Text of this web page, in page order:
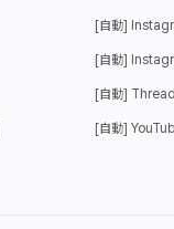
[自動]
[自動]
[自動]
[自動]